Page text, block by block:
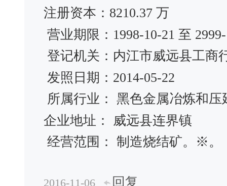
注册资本：8210.37 万
营业期限：1998-10-21 至
登记机关：内江市威远县工商
发照日期：2014-05-22
所属行业： 黑色金属冶炼和
企业地址： 威远县连界镇
经营范围： 制造烧结矿。※。
2016-11-06
回复